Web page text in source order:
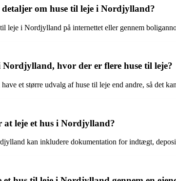
om huse til leje i Nordjylland?
leje i Nordjylland på internettet eller gennem
hvor der er flere huse til leje?
et større udvalg af huse til leje end andre, så det
leje et hus i Nordjylland?
kan inkludere dokumentation for indtægt,